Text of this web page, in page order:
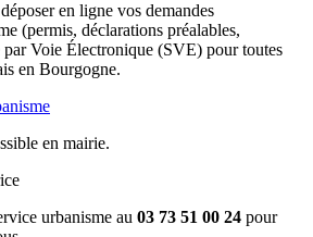
en ligne vos demandes
(permis, déclarations préalables,
Voie Électronique (SVE) pour toutes
en Bourgogne.
en mairie.
urbanisme au 03 73 51 00 24 pour